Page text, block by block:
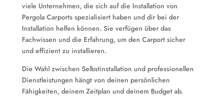
viele Unternehmen, die sich auf die Installation von
Pergola Carports spezialisiert haben und dir bei der
Installation helfen können. Sie verfügen über das
Fachwissen und die Erfahrung, um den Carport sicher
und effizient zu installieren.
Die Wahl zwischen Selbstinstallation und professionellen
Dienstleistungen hängt von deinen persönlichen
Fähigkeiten, deinem Zeitplan und deinem Budget ab.